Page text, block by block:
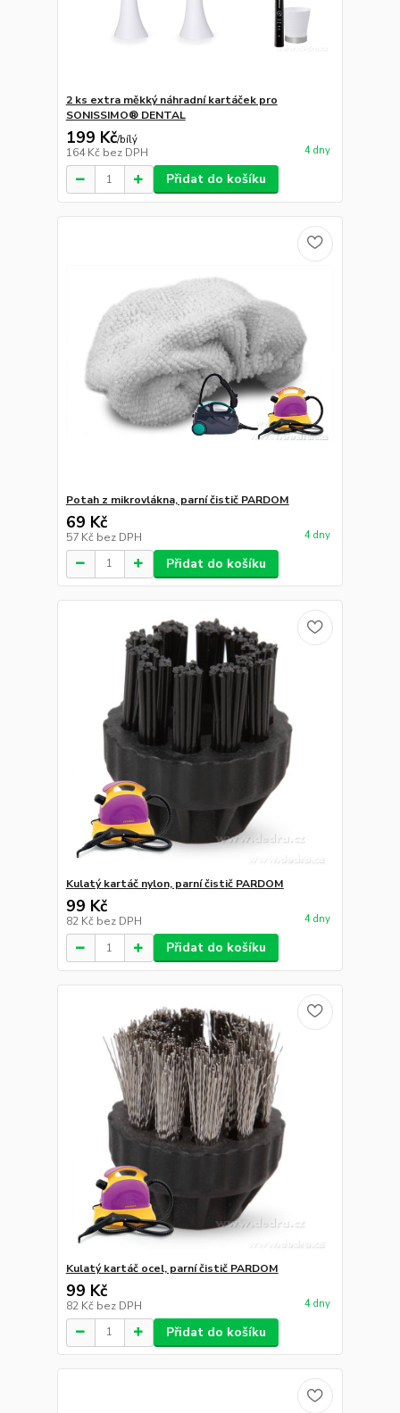
2 ks extra měkký náhradní kartáček pro
SONISSIMO® DENTAL
199 Kč/bílý
164 Kč bez DPH 4 dny
Přidat do košíku
Potah z mikrovlákna, parní čistič PARDOM
69 Kč
57 Kč bez DPH 4 dny
Přidat do košíku
Kulatý kartáč nylon, parní čistič PARDOM
99 Kč
82 Kč bez DPH 4 dny
Přidat do košíku
Kulatý kartáč ocel, parní čistič PARDOM
99 Kč
82 Kč bez DPH 4 dny
Přidat do košíku